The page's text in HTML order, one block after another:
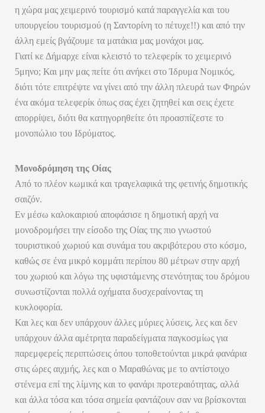
η χώρα μας χειμερινό τουρισμό κατά παραγγελία και του
υπουργείου τουρισμού (η Σαντορίνη το πέτυχε!!) και από την
άλλη εμείς βγάζουμε τα ματάκια μας μονάχοι μας.
Γιατί κε Δήμαρχε είναι κλειστό το τελεφερίκ το χειμερινό
5μηνο; Και μην μας πείτε ότι ανήκει στο Ίδρυμα Νομικός,
διότι τότε επιτρέψτε να γίνει από την άλλη πλευρά των Φηρών
ένα ακόμα τελεφερίκ όπως σας έχει ζητηθεί και σεις έχετε
απορρίψει, διότι θα κατηγορηθείτε ότι προασπίζεστε το
μονοπώλιο του Ιδρύματος.
Μονοδρόμηση της Οίας
Από το πλέον κωμικά και τραγελαφικά της φετινής δημοτικής
σαιζόν.
Εν μέσω καλοκαιριού αποφάσισε η δημοτική αρχή να
μονοδρομήσει την είσοδο της Οίας της πιο γνωστού
τουριστικού χωριού και συνάμα του ακριβότερου στο κόσμο,
καθώς σε ένα μικρό κομμάτι περίπου 80 μέτρων στην αρχή
του χωριού και λόγω της υφιστάμενης στενότητας του δρόμου
συνωστίζονται πολλά οχήματα δυσχεραίνοντας τη
κυκλοφορία.
Και λες και δεν υπάρχουν άλλες μύριες λύσεις, λες και δεν
υπάρχουν άλλα αμέτρητα παραδείγματα παγκοσμίως για
παρεμφερείς περιπτώσεις όπου τοποθετούνται μικρά φανάρια
στις ώρες αιχμής, λες και ο Μαραθώνας με το αντίστοιχο
στένεμα επί της λίμνης και το φανάρι προτεραιότητας, αλλά
και άλλα τόσα και τόσα σημεία φαντάζουν σαν να βρίσκονται